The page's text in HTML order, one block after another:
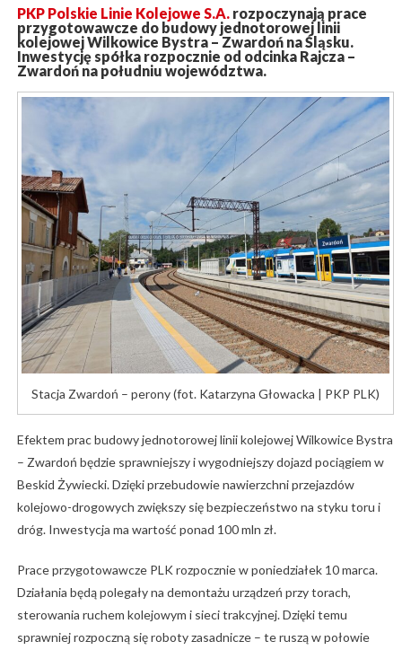
PKP Polskie Linie Kolejowe S.A.rozpoczynają prace
przygotowawcze do budowy jednotorowej linii
kolejowej Wilkowice Bystra – Zwardoń na Śląsku.
Inwestycję spółka rozpocznie od odcinka Rajcza –
Zwardoń na południu województwa.
Stacja Zwardoń – perony (fot. Katarzyna Głowacka | PKP PLK)
Efektem prac budowy jednotorowej linii kolejowej Wilkowice Bystra
– Zwardoń będzie sprawniejszy i wygodniejszy dojazd pociągiem w
Beskid Żywiecki. Dzięki przebudowie nawierzchni przejazdów
kolejowo-drogowych zwiększy się bezpieczeństwo na styku toru i
dróg. Inwestycja ma wartość ponad 100 mln zł.
Prace przygotowawcze PLK rozpocznie w poniedziałek 10 marca.
Działania będą polegały na demontażu urządzeń przy torach,
sterowania ruchem kolejowym i sieci trakcyjnej. Dzięki temu
sprawniej rozpoczną się roboty zasadnicze – te ruszą w połowie